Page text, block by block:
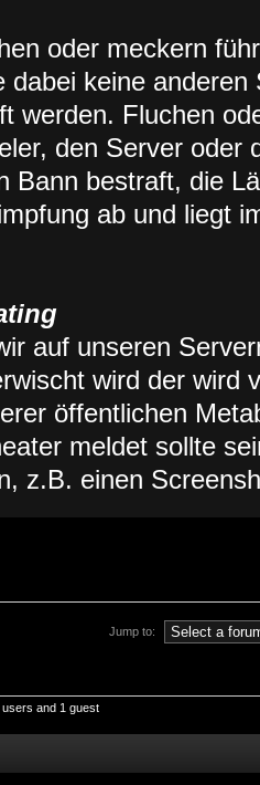
oder meckern
dabei keine
werden. Fluchen
den Server oder
Bann bestraft, die
ab und liegt
auf unseren
wird der wird
öffentlichen
meldet sollte
z.B. einen
Jump to:
and 1 guest